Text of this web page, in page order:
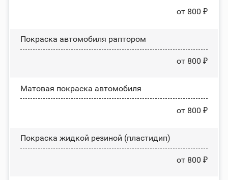
от 800 ₽
Покраска автомобиля раптором
от 800 ₽
Матовая покраска автомобиля
от 800 ₽
Покраска жидкой резиной (пластидип)
от 800 ₽